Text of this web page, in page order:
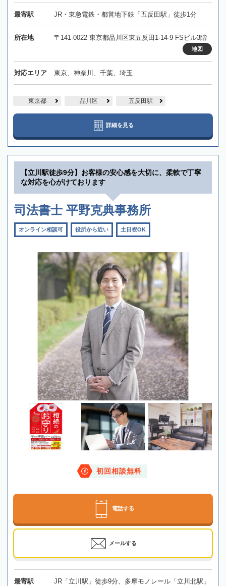
最寄駅 JR・東急電鉄・都営地下鉄「五反田駅」徒歩1分
所在地 〒141-0022 東京都品川区東五反田1-14-9 FSビル3階
地図
対応エリア 東京、神奈川、千葉、埼玉
東京都 品川区 五反田駅
詳細を見る
【立川駅徒歩9分】お客様の安心感を大切に、柔軟で丁寧
な対応を心がけております
司法書士 平野克典事務所
オンライン相談可 役所から近い 土日祝OK
初回相談無料
電話する
メールする
最寄駅
JR「立川駅」徒歩9分、多摩モノレール「立川北駅」